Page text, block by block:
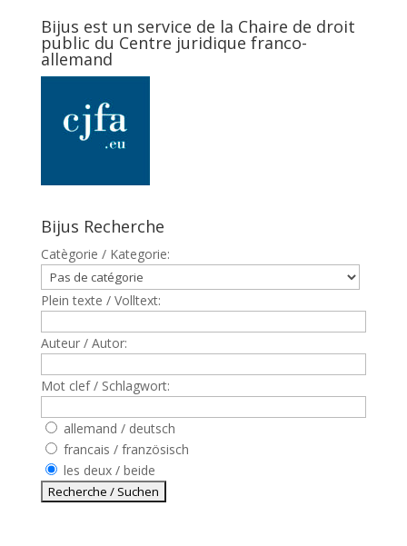
Bijus est un service de la Chaire de droit
public du Centre juridique franco-
allemand
Bijus Recherche
Catègorie / Kategorie:
Plein texte / Volltext:
Auteur / Autor:
Mot clef / Schlagwort:
allemand / deutsch
francais / französisch
les deux / beide